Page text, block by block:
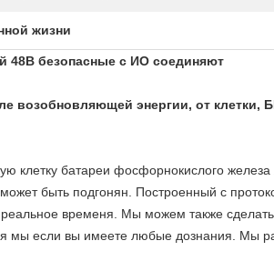
жизни
48В безопасные с ИО соединяют
возобновляющей энергии, от клетки,
клетку батареи фосфорнокислого
быть подгонян. Построенный с
временя. Мы можем также
если вы имеете любые дознания. Мы